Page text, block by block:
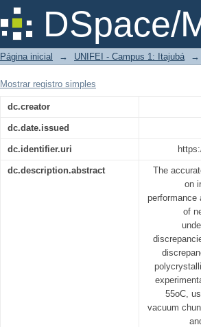
DSpace/
Impactos da
Página inicial → UNIFEI - Campus 1: Itajubá →
Mostrar registro simples
dc.creator
dc.date.issued
dc.identifier.uri
dc.description.abstract
The
on
performance
of
55oC,
vacuum